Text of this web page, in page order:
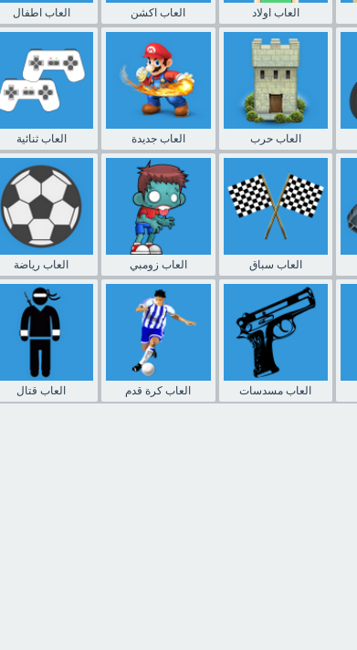
العاب اطفال العاب اكشن العاب اولاد
العاب ثنائية العاب جديدة العاب حرب
العاب رياضة العاب زومبي العاب سباق
العاب قتال العاب كرة قدم العاب مسدسات